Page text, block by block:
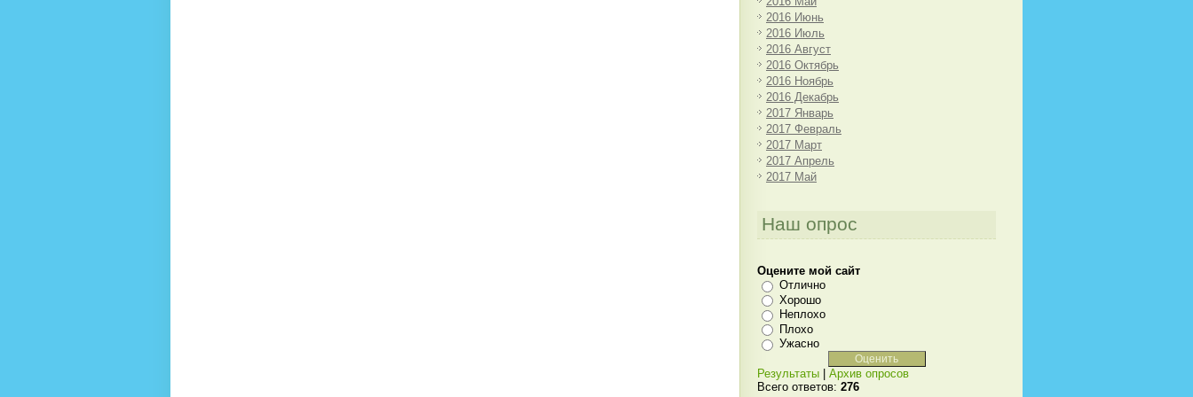
2016 Июнь
2016 Июль
2016 Август
2016 Октябрь
2016 Ноябрь
2016 Декабрь
2017 Январь
2017 Февраль
2017 Март
2017 Апрель
2017 Май
Наш опрос
Оцените мой сайт
Отлично
Хорошо
Неплохо
Плохо
Ужасно
Результаты
Архив опросов
Всего ответов: 276